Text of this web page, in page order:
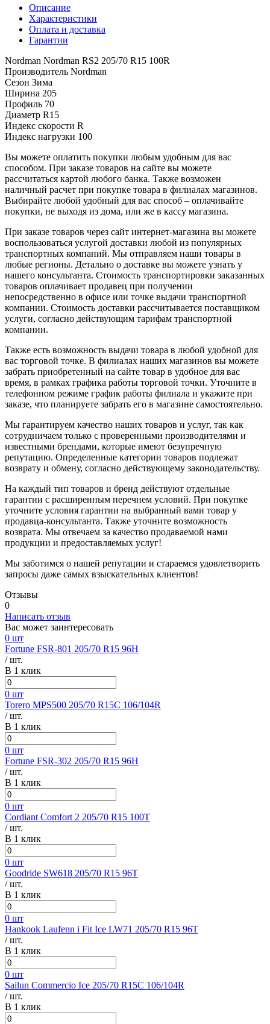
Описание
Характеристики
Оплата и доставка
Гарантии
Nordman Nordman RS2 205/70 R15 100R
Производитель Nordman
Сезон Зима
Ширина 205
Профиль 70
Диаметр R15
Индекс скорости R
Индекс нагрузки 100
Вы можете оплатить покупки любым удобным для вас
способом. При заказе товаров на сайте вы можете
рассчитаться картой любого банка. Также возможен
наличный расчет при покупке товара в филиалах магазинов.
Выбирайте любой удобный для вас способ – оплачивайте
покупки, не выходя из дома, или же в кассу магазина.
При заказе товаров через сайт интернет-магазина вы можете
воспользоваться услугой доставки любой из популярных
транспортных компаний. Мы отправляем наши товары в
любые регионы. Детально о доставке вы можете узнать у
нашего консультанта. Стоимость транспортировки заказанных
товаров оплачивает продавец при получении
непосредственно в офисе или точке выдачи транспортной
компании. Стоимость доставки рассчитывается поставщиком
услуги, согласно действующим тарифам транспортной
компании.
Также есть возможность выдачи товара в любой удобной для
вас торговой точке. В филиалах наших магазинов вы можете
забрать приобретенный на сайте товар в удобное для вас
время, в рамках графика работы торговой точки. Уточните в
телефонном режиме график работы филиала и укажите при
заказе, что планируете забрать его в магазине самостоятельно.
Мы гарантируем качество наших товаров и услуг, так как
сотрудничаем только с проверенными производителями и
известными брендами, которые имеют безупречную
репутацию. Определенные категории товаров подлежат
возврату и обмену, согласно действующему законодательству.
На каждый тип товаров и бренд действуют отдельные
гарантии с расширенным перечнем условий. При покупке
уточните условия гарантии на выбранный вами товар у
продавца-консультанта. Также уточните возможность
возврата. Мы отвечаем за качество продаваемой нами
продукции и предоставляемых услуг!
Мы заботимся о нашей репутации и стараемся удовлетворить
запросы даже самых взыскательных клиентов!
Отзывы
0
Написать отзыв
Вас может заинтересовать
0 шт
Fortune FSR-801 205/70 R15 96H
/ шт.
В 1 клик
0 шт
Torero MPS500 205/70 R15C 106/104R
/ шт.
В 1 клик
0 шт
Fortune FSR-302 205/70 R15 96H
/ шт.
В 1 клик
0 шт
Cordiant Comfort 2 205/70 R15 100T
/ шт.
В 1 клик
0 шт
Goodride SW618 205/70 R15 96T
/ шт.
В 1 клик
0 шт
Hankook Laufenn i Fit Ice LW71 205/70 R15 96T
/ шт.
В 1 клик
0 шт
Sailun Commercio Ice 205/70 R15C 106/104R
/ шт.
В 1 клик